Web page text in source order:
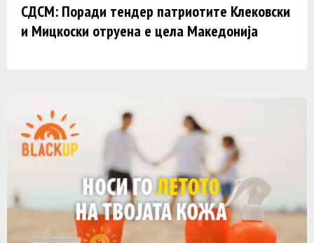
СДСМ: Поради тендер патриотите Клековски
и Мицкоски отруена е цела Македонија